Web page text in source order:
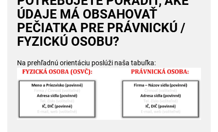
ÚDAJE MÁ OBSAHOVAŤ
PEČIATKA PRE PRÁVNICKÚ /
FYZICKÚ OSOBU?
Na prehľadnú orientáciu poslúži naša tabuľka: